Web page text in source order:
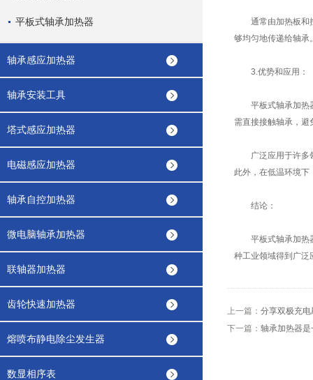
平板式轴承加热器
轴承感应加热器
轴承安装工具
塔式感应加热器
电磁感应加热器
轴承自控加热器
微电脑轴承加热器
联轴器加热器
齿轮快速加热器
熔喷布静电除尘发生器
数显相序表
通常由加热板和控
够均匀地传递给轴承
3.优势和应用：
平板式轴承加热器
需直接接触轴承，
广泛应用于许多领
此外，在低温环境
结论：
平板式轴承加热器
种工业领域得到广泛
上一篇： 分享双极充
下一篇： 轴承加热器